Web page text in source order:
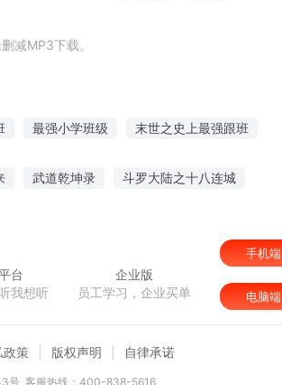
减MP3下载。
最强小学班级 末世之史上最强跟班
武道乾坤录 斗罗大陆之十八连城
台
我想听
企业版
员工学习，企业买单
手机端
电脑端
政策 版权声明 自律承诺
号 客服热线：400-838-5616